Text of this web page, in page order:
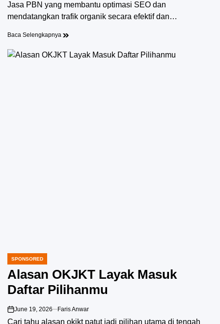
Jasa PBN yang membantu optimasi SEO dan
mendatangkan trafik organik secara efektif dan…
Baca Selengkapnya
POSTED
IN
SPONSORED
Alasan OKJKT Layak Masuk
Daftar Pilihanmu
on
June 19, 2026 Faris Anwar
Cari tahu alasan okjkt patut jadi pilihan utama di tengah